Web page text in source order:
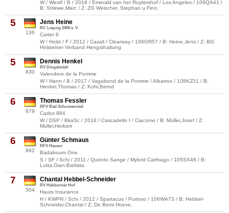
W / Westf / B / 2018 / Emerald van het Ruytershof / Los Angeles / 109QA41 /
B: Striewe,Marc / Z: ZG Weischer, Stephan u.Finn,
5
136
Jens Heine
RC Leipzig 2000 e. V.
Carter 8
W / Holst / F / 2012 / Casall / Clearway / 106GR57 / B: Heine,Jens / Z: BG
Holsteiner Verband Hengsthaltung
5
830
Dennis Henkel
RV Dingelstädt
Valendero de la Pomme
W / Hann / B / 2017 / Vagabond de la Pomme / Albatros / 108KZ51 / B:
Henkel,Thomas / Z: Kohl,Bernd
6
879
Thomas Fessler
RFV Bad Schussenried
Carlos 884
W / DSP / BkaSc / 2018 / Cascadello I / Ciacomo / B: Müller,Josef / Z:
Müller,Herbert
6
882
Günter Schmaus
RFV Hauerz
Badaboum One
S / SF / Schi / 2011 / Quento Sange / Mylord Carthago / 105SX46 / B:
Lutta,Gian-Battista
7
504
Chantal Hebbel-Schneider
RV Hebborner Hof
Hauts Insurance
H / KWPN / Schi / 2012 / Spartacus / Purioso / 106WA73 / B: Hebbel-
Schneider,Chantal / Z: De Bemi Hoeve,